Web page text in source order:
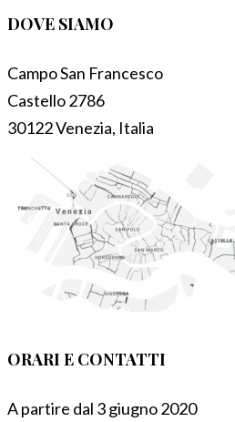
DOVE SIAMO
Campo San Francesco
Castello 2786
30122 Venezia, Italia
ORARI E CONTATTI
A partire dal 3 giugno 2020